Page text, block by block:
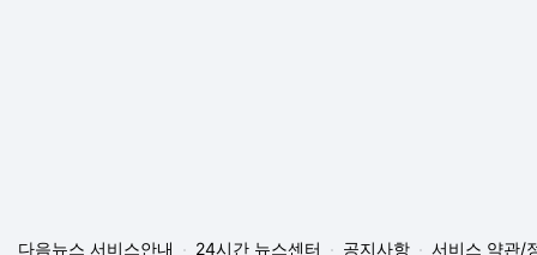
다음뉴스 서비스안내 24시간 뉴스센터 공지사항 서비스 약관/